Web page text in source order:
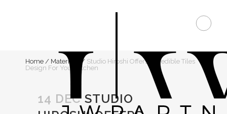
Home / Materials / Studio Hiroshi Offers Incredible Tiles
Design For Your Kitchen
14 DECSTUDIO